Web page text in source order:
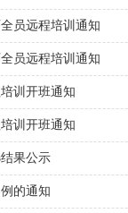
员远程培训通知
员远程培训通知
训开班通知
训开班通知
果公示
的通知